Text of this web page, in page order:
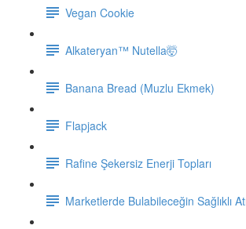
Vegan Cookie
Alkateryan™ Nutella🤯
Banana Bread (Muzlu Ekmek)
Flapjack
Rafine Şekersiz Enerji Topları
Marketlerde Bulabileceğin Sağlıklı